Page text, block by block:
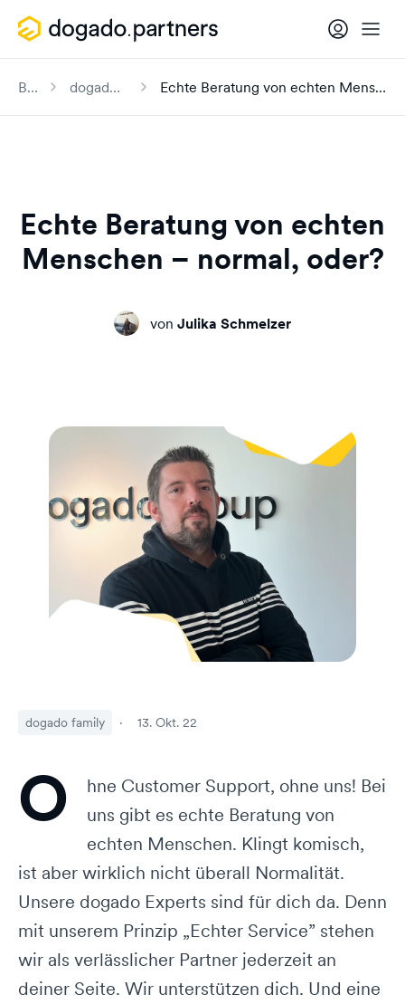
Blog dogado family Echte Beratung von echten Menschen – normal, oder?
Echte Beratung von echten
Menschen – normal, oder?
von Julika Schmelzer
dogado family · 13. Okt. 22
O
hne Customer Support, ohne uns! Bei
uns gibt es echte Beratung von
echten Menschen. Klingt komisch,
ist aber wirklich nicht überall Normalität.
Unsere dogado Experts sind für dich da. Denn
mit unserem Prinzip „Echter Service” stehen
wir als verlässlicher Partner jederzeit an
deiner Seite. Wir unterstützen dich. Und eine